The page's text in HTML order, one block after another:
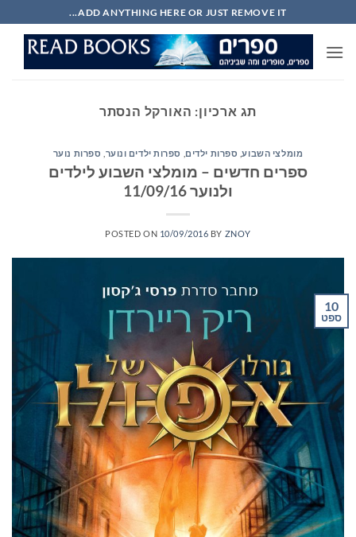
to
content
ADD ANYTHING HERE OR JUST REMOVE IT...
תג ארכיון: האורקל הנסתר
מומלצי השבוע, ספרות ילדים ספרות ילדים ונוער ספרות נוער
ספרים חדשים – מומלצי השבוע לילדים
ולנוער 11/09/16
POSTED ON 10/09/2016 BY ZNOY
10
ספט